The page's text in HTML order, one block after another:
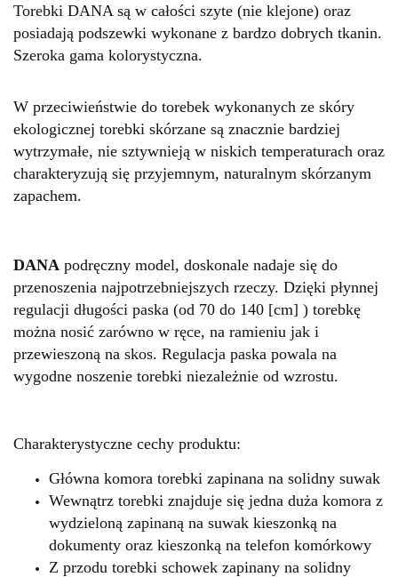
Torebki DANA są w całości szyte (nie klejone) oraz
posiadają podszewki wykonane z bardzo dobrych tkanin.
Szeroka gama kolorystyczna.
W przeciwieństwie do torebek wykonanych ze skóry
ekologicznej torebki skórzane są znacznie bardziej
wytrzymałe, nie sztywnieją w niskich temperaturach oraz
charakteryzują się przyjemnym, naturalnym skórzanym
zapachem.
DANA podręczny model, doskonale nadaje się do
przenoszenia najpotrzebniejszych rzeczy. Dzięki płynnej
regulacji długości paska (od 70 do 140 [cm] ) torebkę
można nosić zarówno w ręce, na ramieniu jak i
przewieszoną na skos. Regulacja paska powala na
wygodne noszenie torebki niezależnie od wzrostu.
Charakterystyczne cechy produktu:
Główna komora torebki zapinana na solidny suwak
Wewnątrz torebki znajduje się jedna duża komora z
wydzieloną zapinaną na suwak kieszonką na
dokumenty oraz kieszonką na telefon komórkowy
Z przodu torebki schowek zapinany na solidny